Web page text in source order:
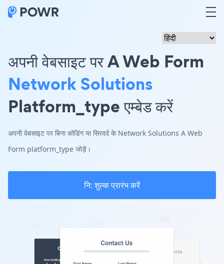
अपनी वेबसाइट पर A Web Form
Network Solutions
Platform_type एम्बेड करें
अपनी वेबसाइट पर बिना कोडिंग या सिरदर्द के Network Solutions A Web
Form platform_type जोड़ें।
नि: शुल्क प्रारंभ करें